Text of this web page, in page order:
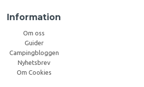
Information
Om oss
Guider
Campingbloggen
Nyhetsbrev
Om Cookies